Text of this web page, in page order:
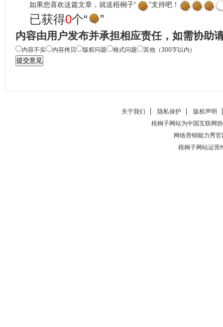
如果您喜欢这篇文章，就送梧桐子“ ”支持吧！
已获得0个“ ”
内容由用户发布并承担相应责任，如需协助
内容不实 内容拷贝 版权问题 格式问题 其他（300字以内）
关于我们 隐私保护
版权声明
梧桐子网站为中国互联网
网络营销能力秀官
梧桐子网站运营